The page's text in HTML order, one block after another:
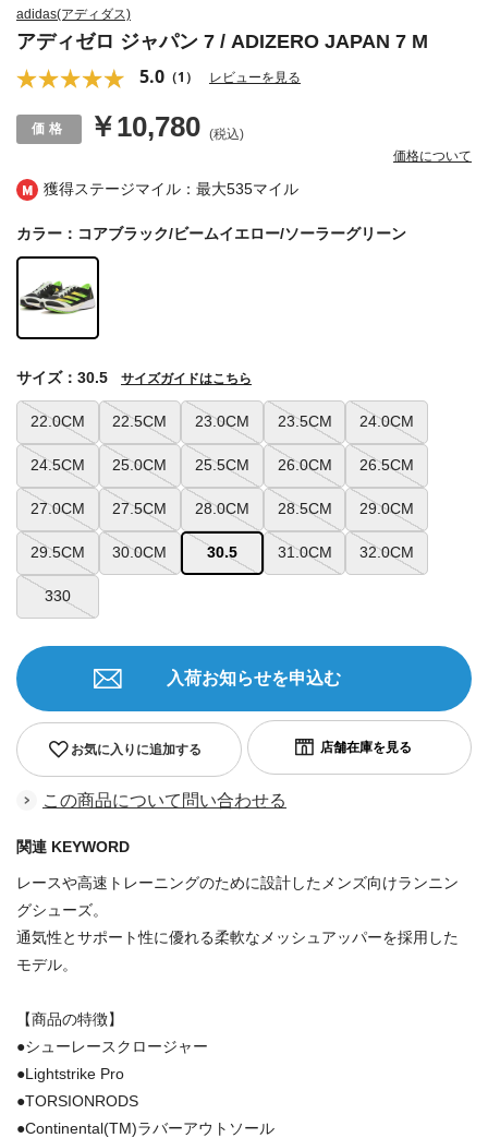
獲得ステージマイル：最大535マイル
adidas(アディダス)
アディゼロ ジャパン 7 / ADIZERO JAPAN 7 M
5.0 （1） レビューを見る
￥10,780 (税込)
価格について
カラー：コアブラック/ビームイエロー/ソーラーグリーン
22.0CM 22.5CM 23.0CM 23.5CM 24.0CM
24.5CM 25.0CM 25.5CM 26.0CM 26.5CM
27.0CM 27.5CM 28.0CM 28.5CM 29.0CM
29.5CM 30.0CM 30.5 31.0CM 32.0CM
330
サイズ：30.5 サイズガイドはこちら
お気に入りに追加する
入荷お知らせを申込む
この商品について問い合わせる
関連 KEYWORD
レースや高速トレーニングのために設計したメンズ向けランニン
グシューズ。
通気性とサポート性に優れる柔軟なメッシュアッパーを採用した
モデル。
【商品の特徴】
●シューレースクロージャー
●Lightstrike Pro
●TORSIONRODS
●Continental(TM)ラバーアウトソール